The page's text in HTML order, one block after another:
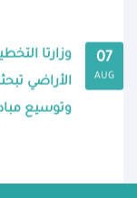
07
AUG
وزارتا
وتوسيع